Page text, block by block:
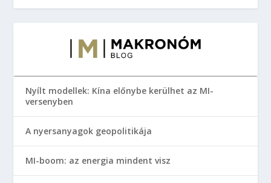
Nyílt modellek: Kína előnybe kerülhet az MI-
versenyben
A nyersanyagok geopolitikája
MI-boom: az energia mindent visz